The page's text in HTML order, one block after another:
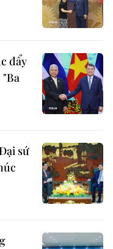
đẩy
sứ